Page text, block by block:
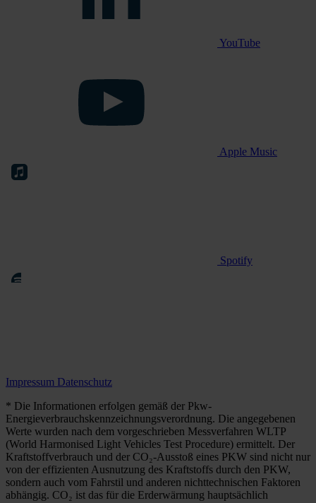
YouTube
Apple Music
Spotify
Impressum Datenschutz
* Die Informationen erfolgen gemäß der Pkw-
Energieverbrauchskennzeichnungsverordnung. Die angegebenen
Werte wurden nach dem vorgeschrieben Messverfahren WLTP
(World Harmonised Light Vehicles Test Procedure) ermittelt. Der
Kraftstoffverbrauch und der CO₂-Ausstoß eines PKW sind nicht nur
von der effizienten Ausnutzung des Kraftstoffs durch den PKW,
sondern auch vom Fahrstil und anderen nichttechnischen Faktoren
abhängig. CO₂ ist das für die Erderwärmung hauptsächlich